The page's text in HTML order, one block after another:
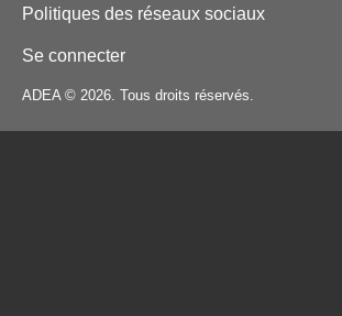
Politiques des réseaux sociaux
Se connecter
ADEA © 2026. Tous droits réservés.